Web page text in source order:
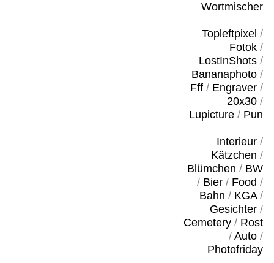
Wortmischer
Topleftpixel /
Fotok/
LostInShots/
Bananaphoto/
Fff/ Engraver/
20x30/
Lupicture/ Pun
Interieur/
Kätzchen /
Blümchen / BW
/ Bier/ Food /
Bahn / KGA/
Gesichter/
Cemetery/ Rost
/ Auto/
Photofriday